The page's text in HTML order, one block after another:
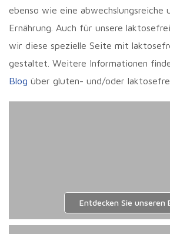
ebenso wie eine abwechslungsreiche
Ernährung. Auch für unsere
wir diese spezielle Seite mit
gestaltet. Weitere Informationen
Blog über gluten- und/oder
Entdecken Sie unseren